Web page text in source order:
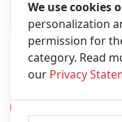
Ensemble de
Benefusion PH5
We use cookies
personalization
permission for
category. Read
our Privacy